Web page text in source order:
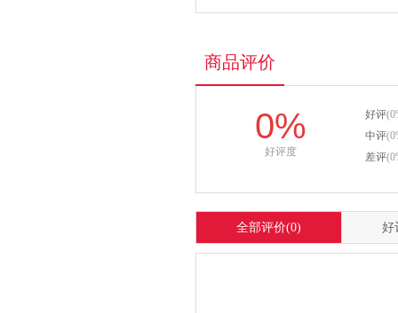
商品评价
0%
好评度
好评
中评
差评
全部评价(0) 好